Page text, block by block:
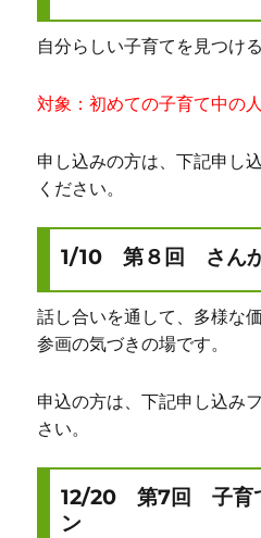
自分らしい子育てを見つけ
対象：初めての子育て中の
申し込みの方は、下記申し
ください。
1/10 第８回 さん
話し合いを通して、多様な
参画の気づきの場です。
申込の方は、下記申し込み
さい。
12/20 第7回 子育
ン